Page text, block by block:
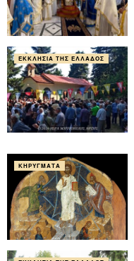
ΕΚΚΛΗΣΊΑ ΤΗΣ ΕΛΛΆΔΟΣ
ΚΗΡΎΓΜΑΤΑ